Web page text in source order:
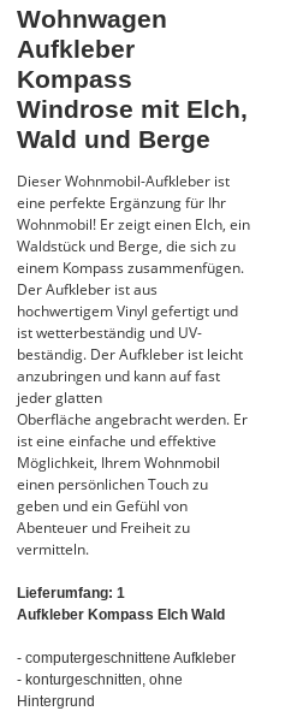
Wohnwagen
Aufkleber
Kompass
Windrose mit Elch,
Wald und Berge
Dieser Wohnmobil-Aufkleber ist
eine perfekte Ergänzung für Ihr
Wohnmobil! Er zeigt einen Elch, ein
Waldstück und Berge, die sich zu
einem Kompass zusammenfügen.
Der Aufkleber ist aus
hochwertigem Vinyl gefertigt und
ist wetterbeständig und UV-
beständig. Der Aufkleber ist leicht
anzubringen und kann auf fast
jeder glatten
Oberfläche angebracht werden. Er
ist eine einfache und effektive
Möglichkeit, Ihrem Wohnmobil
einen persönlichen Touch zu
geben und ein Gefühl von
Abenteuer und Freiheit zu
vermitteln.
Lieferumfang: 1
Aufkleber Kompass Elch Wald
- computergeschnittene Aufkleber
- konturgeschnitten, ohne
Hintergrund